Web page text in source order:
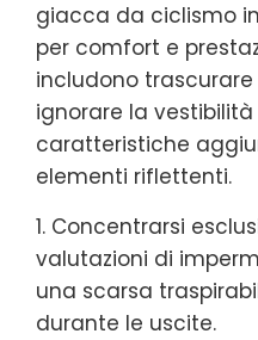
giacca da ciclismo
per comfort e
includono
ignorare la
caratteristiche
elementi riflettenti.
1. Concentrarsi
valutazioni di
una scarsa
durante le uscite.